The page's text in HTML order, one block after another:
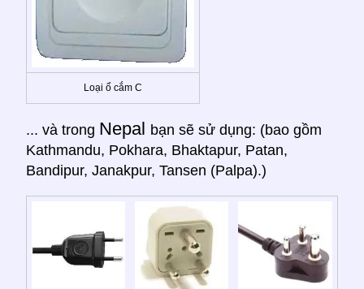
Loại ổ cắm C
... và trong Nepal bạn sẽ sử dụng: (bao gồm
Kathmandu, Pokhara, Bhaktapur, Patan,
Bandipur, Janakpur, Tansen (Palpa).)